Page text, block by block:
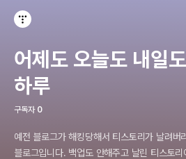
어제도 오늘도 내일
하루
구독자 0
예전 블로그가 해킹당해서 티스토리가 날려버
블로그입니다. 백업도 안해주고 날린 티스토